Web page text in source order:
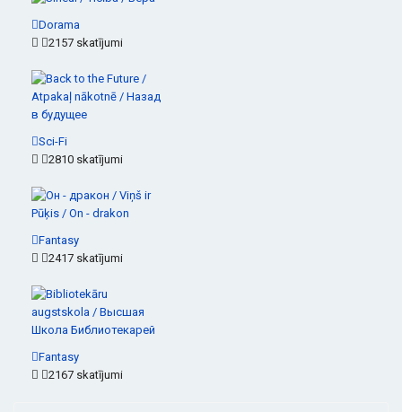
Dorama
2157 skatījumi
Sci-Fi
2810 skatījumi
Fantasy
2417 skatījumi
Fantasy
2167 skatījumi